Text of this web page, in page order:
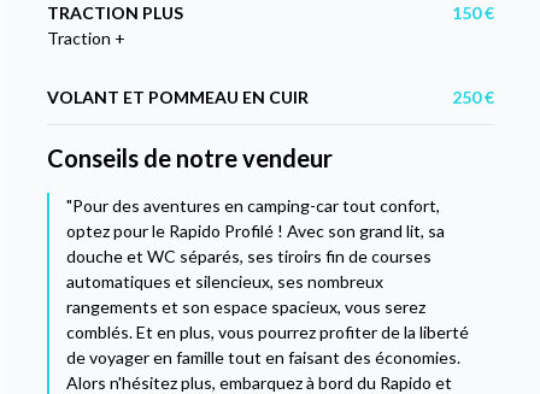
TRACTION PLUS
150 €
Traction +
VOLANT ET POMMEAU EN CUIR 250 €
Conseils de notre vendeur
"Pour des aventures en camping-car tout confort,
optez pour le Rapido Profilé ! Avec son grand lit, sa
douche et WC séparés, ses tiroirs fin de courses
automatiques et silencieux, ses nombreux
rangements et son espace spacieux, vous serez
comblés. Et en plus, vous pourrez profiter de la liberté
de voyager en famille tout en faisant des économies.
Alors n'hésitez plus, embarquez à bord du Rapido et